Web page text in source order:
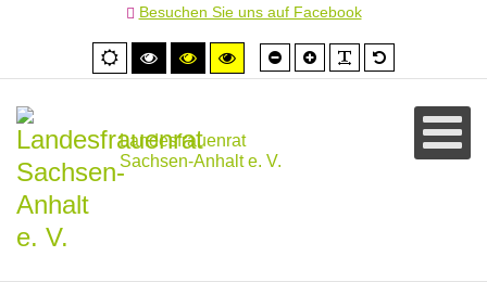
Besuchen Sie uns auf Facebook
Normale
Ansicht
Hoher
Kontrast
Hoher
Kontrast
Hoher
Kontrast
Schrift
kleiner
Schrift
größer
Landesfrauenrat
Sachsen-Anhalt e. V.